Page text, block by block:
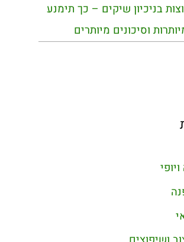
בניכיון שיקים – כך תימנע
וסיכונים מיותרים